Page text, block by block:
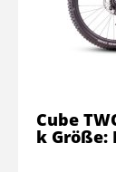
Cube
k Größe: